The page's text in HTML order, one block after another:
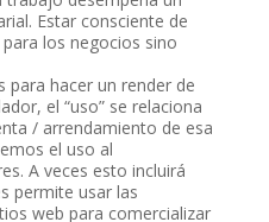
Estar consciente de
los negocios sino
hacer un render de
el “uso” se relaciona
/ arrendamiento de esa
el uso al
A veces esto incluirá
permite usar las
web para comercializar